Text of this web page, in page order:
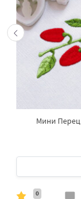
Мини
0